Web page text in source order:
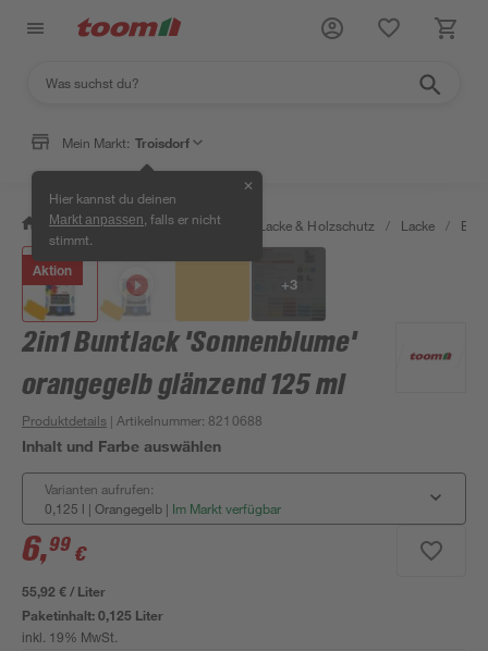
Mein Markt: Troisdorf
Hier kannst du deinen
Markt anpassen , falls er nicht
stimmt.
✕
/ Bauen & Renovieren / Farben, Lacke & Holzschutz / Lacke /
Aktion
+3
2in1 Buntlack 'Sonnenblume'
orangegelb glänzend 125 ml
Produktdetails | Artikelnummer: 8210688
Inhalt und Farbe auswählen
Varianten aufrufen:
0,125 l | Orangegelb | Im Markt verfügbar
6,99 €
55,92 € / Liter
Paketinhalt:0,125 Liter
inkl. 19% MwSt.